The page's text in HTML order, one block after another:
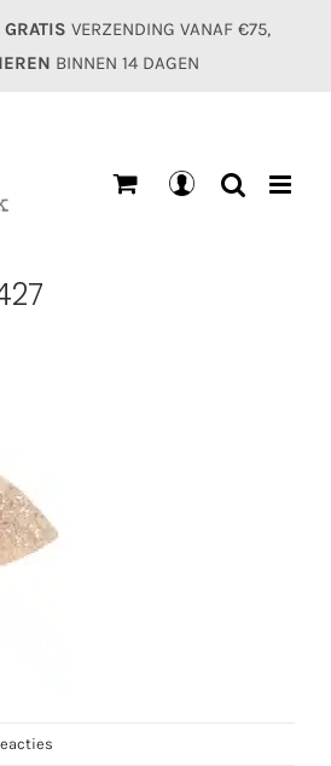
GRATIS VERZENDING VANAF €75,
BINNEN 14 DAGEN